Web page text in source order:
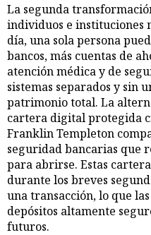
La segunda
individuos e instituciones
día, una sola persona
bancos, más cuentas de
atención médica y de
sistemas separados y sin
patrimonio total. La
cartera digital protegida
Franklin Templeton
seguridad bancarias que
para abrirse. Estas
durante los breves
una transacción, lo que
depósitos altamente
futuros.